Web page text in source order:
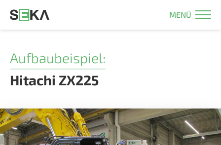
MENÜ
Aufbaubeispiel:
Hitachi ZX225